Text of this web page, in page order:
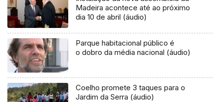
Madeira acontece até ao próximo
dia 10 de abril (áudio)
Parque habitacional público é
o dobro da média nacional (áudio)
Coelho promete 3 taques para o
Jardim da Serra (áudio)